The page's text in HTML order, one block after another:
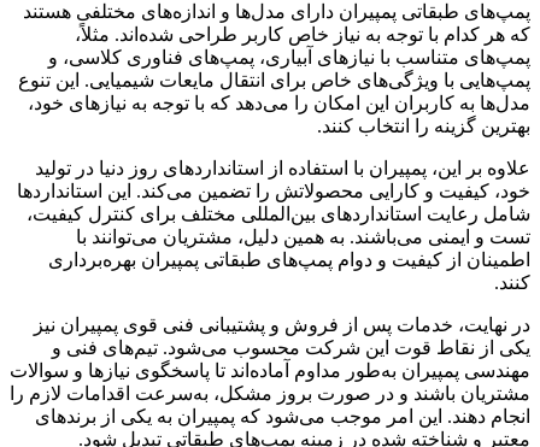
پمپ‌های طبقاتی پمپیران دارای مدل‌ها و اندازه‌های مختلفی هستند
که هر کدام با توجه به نیاز خاص کاربر طراحی شده‌اند. مثلاً،
پمپ‌های متناسب با نیازهای آبیاری، پمپ‌های فناوری کلاسی، و
پمپ‌هایی با ویژگی‌های خاص برای انتقال مایعات شیمیایی. این تنوع
مدل‌ها به کاربران این امکان را می‌دهد که با توجه به نیازهای خود،
بهترین گزینه را انتخاب کنند.
علاوه بر این، پمپیران با استفاده از استانداردهای روز دنیا در تولید
خود، کیفیت و کارایی محصولاتش را تضمین می‌کند. این استانداردها
شامل رعایت استانداردهای بین‌المللی مختلف برای کنترل کیفیت،
تست و ایمنی می‌باشند. به همین دلیل، مشتریان می‌توانند با
اطمینان از کیفیت و دوام پمپ‌های طبقاتی پمپیران بهره‌برداری
کنند.
در نهایت، خدمات پس از فروش و پشتیبانی فنی قوی پمپیران نیز
یکی از نقاط قوت این شرکت محسوب می‌شود. تیم‌های فنی و
مهندسی پمپیران به‌طور مداوم آماده‌اند تا پاسخگوی نیازها و سوالات
مشتریان باشند و در صورت بروز مشکل، به‌سرعت اقدامات لازم را
انجام دهند. این امر موجب می‌شود که پمپیران به یکی از برندهای
معتبر و شناخته شده در زمینه پمپ‌های طبقاتی تبدیل شود.